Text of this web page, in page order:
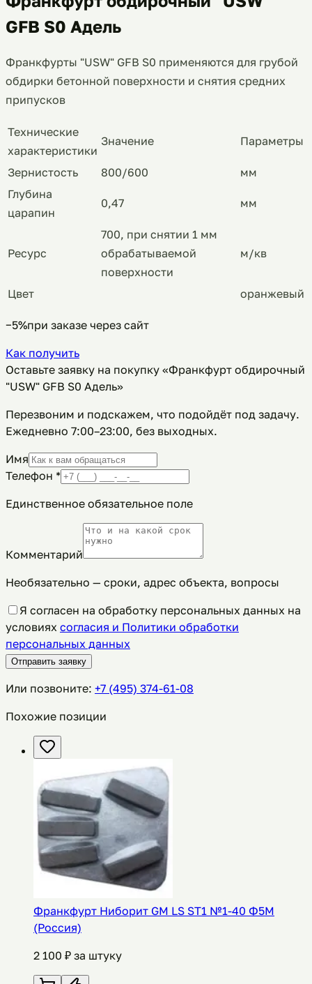
GFB S0 Адель
Франкфурты "USW" GFB S0 применяются для грубой
обдирки бетонной поверхности и снятия средних
припусков
Технические
характеристики
Значение Параметры
Зернистость 800/600
мм
Глубина
царапин
0,47 мм
Ресурс
700, при снятии 1 мм
обрабатываемой
поверхности
м/кв
Цвет оранжевый
−5%при заказе через сайт
Как получить
Оставьте заявку на покупку «Франкфурт обдирочный
"USW" GFB S0 Адель»
Перезвоним и подскажем, что подойдёт под задачу.
Ежедневно 7:00–23:00, без выходных.
Имя
Телефон *
Единственное обязательное поле
Комментарий
Необязательно — сроки, адрес объекта, вопросы
Я согласен на обработку персональных данных на
условиях согласия и Политики обработки
персональных данных
Отправить заявку
Или позвоните: +7 (495) 374-61-08
Похожие позиции
Франкфурт Ниборит GM LS ST1 №1-40 Ф5М
(Россия)
2 100 ₽ за штуку